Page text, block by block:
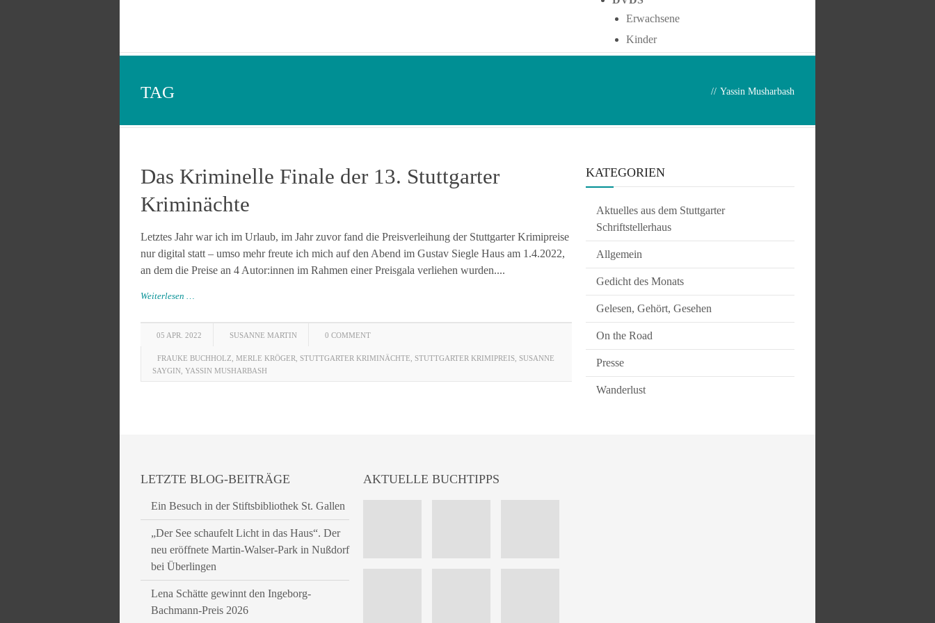
Erwachsene
Kinder
TAG // Yassin Musharbash
Das Kriminelle Finale der 13. Stuttgarter
Kriminächte
Letztes Jahr war ich im Urlaub, im Jahr zuvor fand die Preisverleihung der Stuttgarter Krimipreise
nur digital statt – umso mehr freute ich mich auf den Abend im Gustav Siegle Haus am 1.4.2022,
an dem die Preise an 4 Autor:innen im Rahmen einer Preisgala verliehen wurden....
Weiterlesen …
05 APR. 2022 SUSANNE MARTIN 0 COMMENT
FRAUKE BUCHHOLZ MERLE KRÖGER STUTTGARTER KRIMINÄCHTE STUTTGARTER KRIMIPREIS SUSANNE
SAYGIN YASSIN MUSHARBASH
KATEGORIEN
Aktuelles aus dem Stuttgarter
Schriftstellerhaus
Allgemein
Gedicht des Monats
Gelesen, Gehört, Gesehen
On the Road
Presse
Wanderlust
LETZTE BLOG-BEITRÄGE
Ein Besuch in der Stiftsbibliothek St. Gallen
„Der See schaufelt Licht in das Haus“. Der
neu eröffnete Martin-Walser-Park in Nußdorf
bei Überlingen
Lena Schätte gewinnt den Ingeborg-
Bachmann-Preis 2026
AKTUELLE BUCHTIPPS